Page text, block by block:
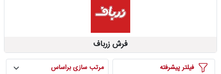
فرش زرباف
فیلتر پيشرفته